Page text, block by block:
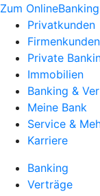
Zum OnlineBanking
Privatkunden
Firmenkunden
Private
Immobilien
Banking &
Meine Bank
Service &
Karriere
Banking
Verträge